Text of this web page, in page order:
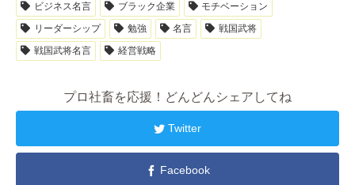
ビジネス名言
ブラック企業
モチベーション
リーダーシップ
勉強 名言
戦国武将
戦国武将名言
経営戦略
プロ社畜を応援！どんどんシェアしてね
Twitter
Facebook